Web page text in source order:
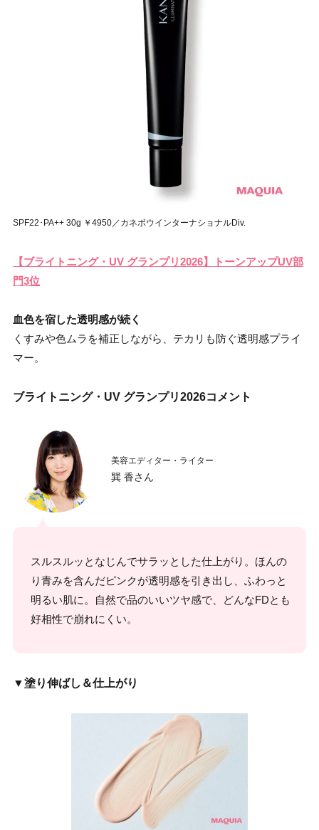
SPF22･PA++ 30g ￥4950／カネボウインターナショナルDiv.
【ブライトニング・UV グランプリ2026】トーンアップUV部
門3位
血色を宿した透明感が続く
くすみや色ムラを補正しながら、テカリも防ぐ透明感プライ
マー。
ブライトニング・UV グランプリ2026コメント
美容エディター・ライター
巽 香さん
スルスルッとなじんでサラッとした仕上がり。ほんの
り青みを含んだピンクが透明感を引き出し、ふわっと
明るい肌に。自然で品のいいツヤ感で、どんなFDとも
好相性で崩れにくい。
▼塗り伸ばし＆仕上がり